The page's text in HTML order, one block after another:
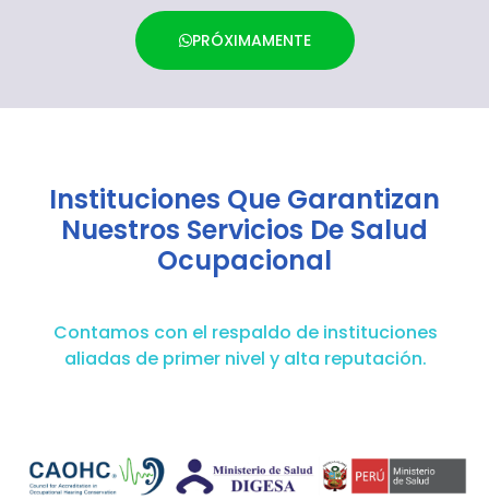
PRÓXIMAMENTE
Instituciones Que Garantizan
Nuestros Servicios De Salud
Ocupacional
Contamos con el respaldo de instituciones
aliadas de primer nivel y alta reputación.